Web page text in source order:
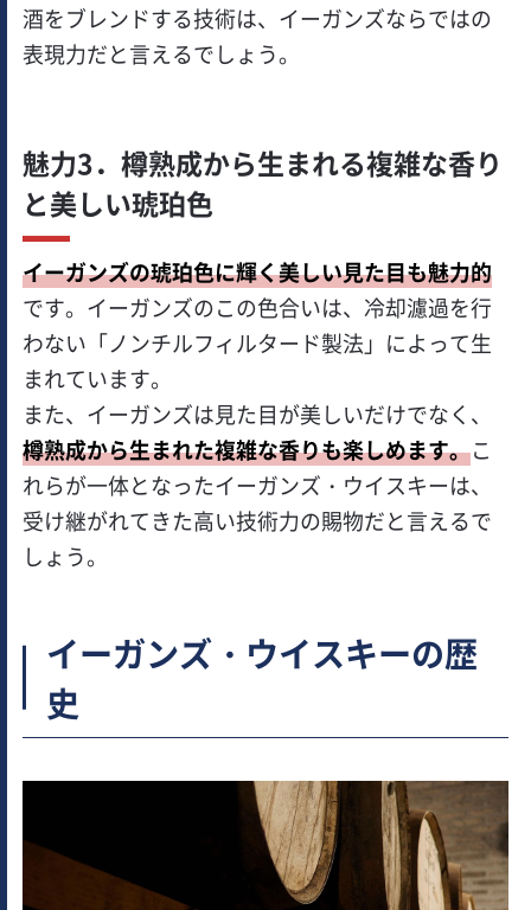
酒をブレンドする技術は、イーガンズならではの
表現力だと言えるでしょう。
魅力3．樽熟成から生まれる複雑な香り
と美しい琥珀色
イーガンズの琥珀色に輝く美しい見た目も魅力的
です。イーガンズのこの色合いは、冷却濾過を行
わない「ノンチルフィルタード製法」によって生
まれています。
また、イーガンズは見た目が美しいだけでなく、
樽熟成から生まれた複雑な香りも楽しめます。こ
れらが一体となったイーガンズ・ウイスキーは、
受け継がれてきた高い技術力の賜物だと言えるで
しょう。
イーガンズ・ウイスキーの歴
史